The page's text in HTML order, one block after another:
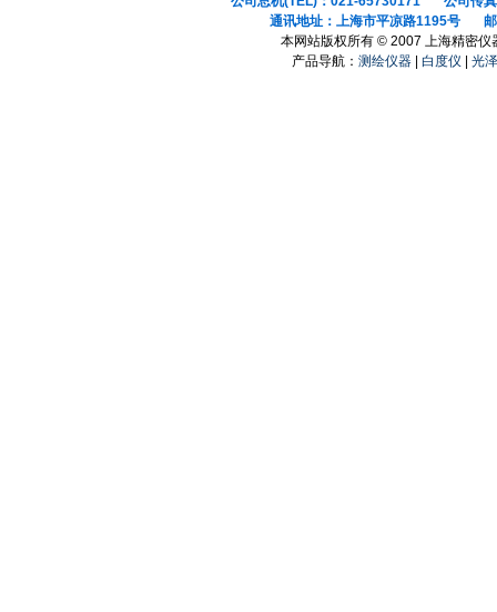
通讯地址：上海市平凉路1195号 邮
本网站版权所有 © 2007 上海精密仪
产品导航： 测绘仪器| 白度仪 光